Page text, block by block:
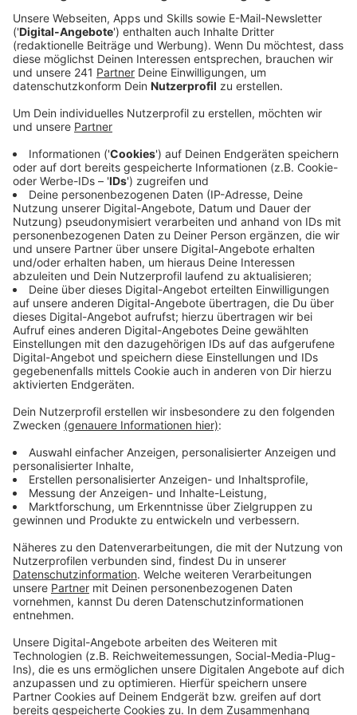
Anzeige
Am Mittwoch ist es genau ein halbes Jahr her, dass die
alte Fähre endgültig den Geist aufgegeben hatte und
abgeschleppt werden musste. Dass eine neue
kommen soll, steht mittlerweile fest. Wann und
welche genau aber nicht.
Deswegen wollen Anwohner aus Köln am Mittwoch um
18:00 Uhr vor der Zentrale des Hafenbetreibers in
Niehl demonstrieren und weiter Druck machen. Auch
einige Leverkusener werden sich anschließen. So ruft
die CDU in unserer Stadt zur Teilnahme auf. Der Weg
nach Köln lohne sich.
Eine neue Fähre soll vor allem den Verkehr auf der
Rheinbrücke entlasten, indem sie auch schwere
Transporter und Traktoren transportiert.
Anzeige
Weitere Meldungen aus Leverkusen
Anzeige
So würden Leverkusener unter 16 wählen
Stadtradeln startet in Leverkusen
Ideen für den Schlosspark in Leverkusen